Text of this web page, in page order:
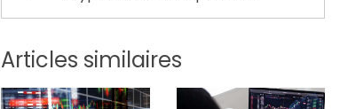
Articles similaires